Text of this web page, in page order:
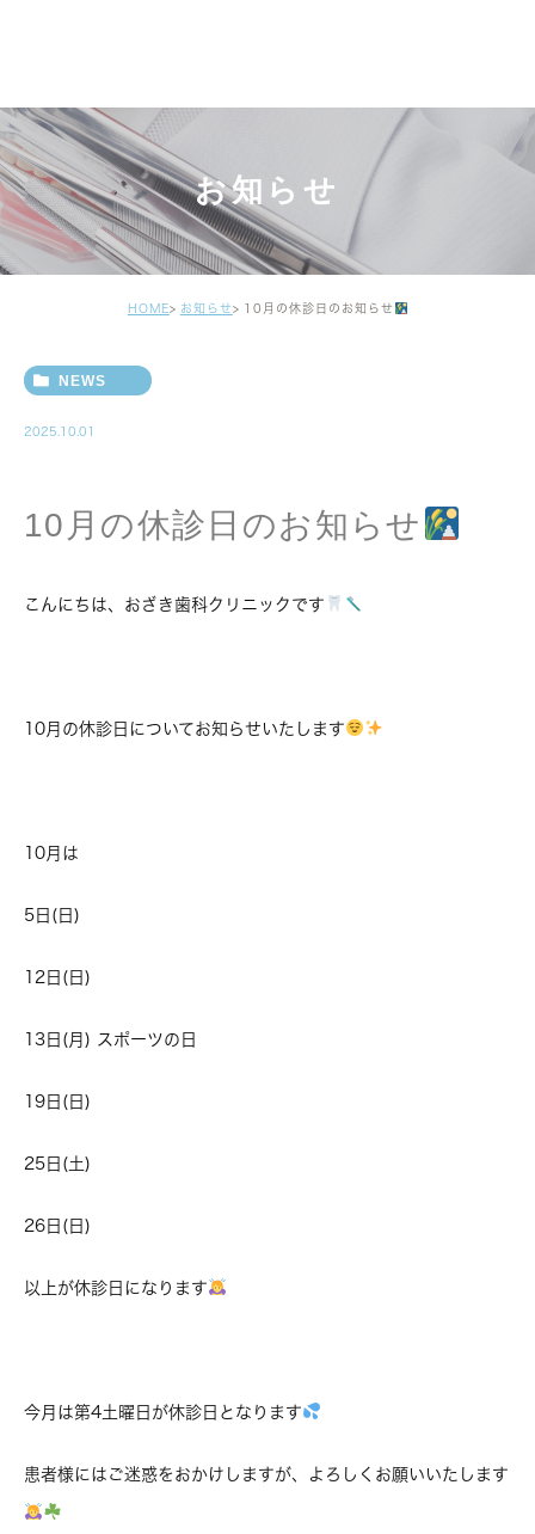
お知らせ
HOME お知らせ 10月の休診日のお知らせ
NEWS
2025.10.01
10月の休診日のお知らせ
こんにちは、おざき歯科クリニックです
10月の休診日についてお知らせいたします
10月は
5日(日)
12日(日)
13日(月) スポーツの日
19日(日)
25日(土)
26日(日)
以上が休診日になります
今月は第4土曜日が休診日となります
患者様にはご迷惑をおかけしますが、よろしくお願いいたします